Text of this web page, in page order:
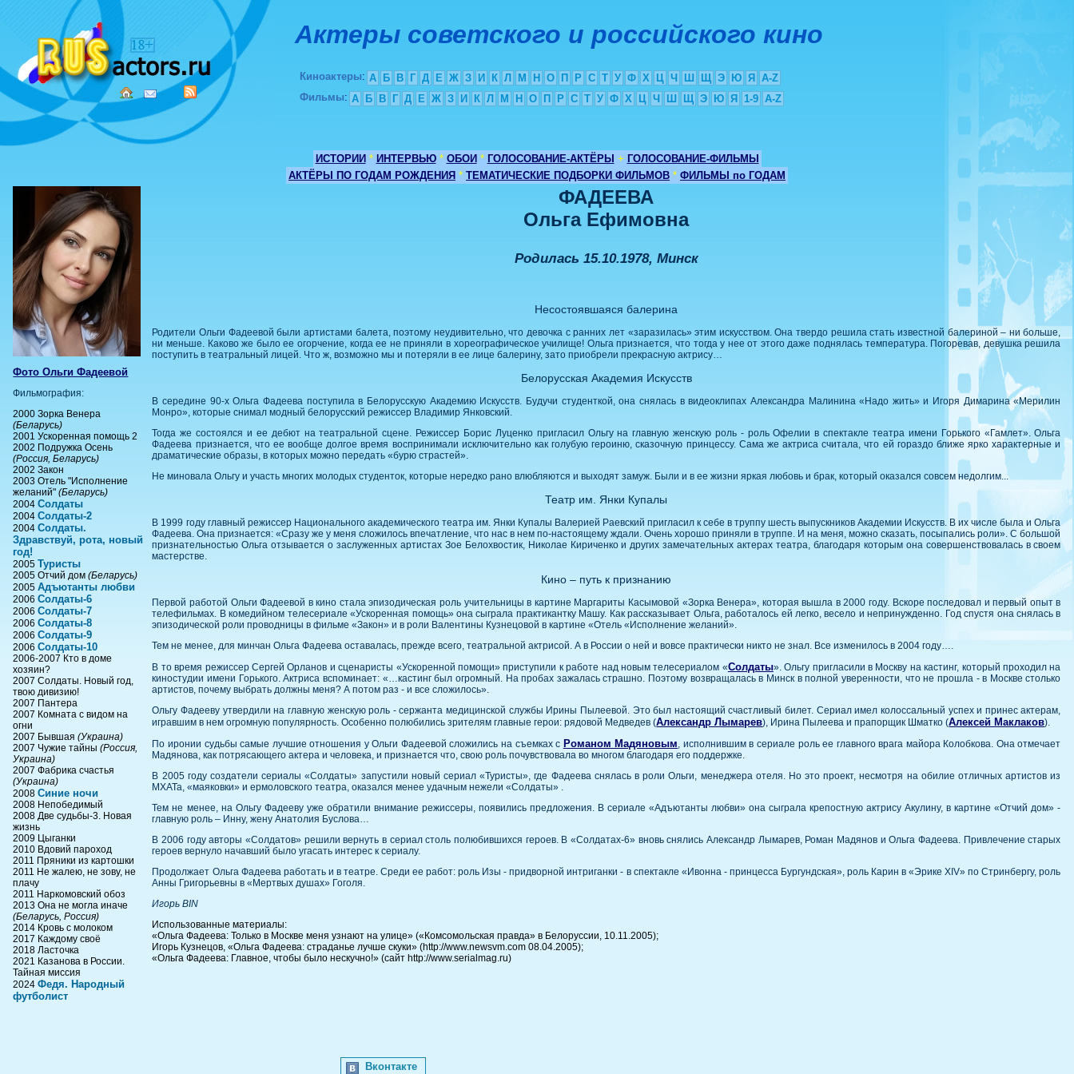
Актеры советского и российского кино
Киноактеры: А Б В Г Д Е Ж З И К Л М Н О П Р С Т У Ф Х Ц Ч Ш Щ Э Ю Я
A-Z
Фильмы: А Б В Г Д Е Ж З И К Л М Н О П Р С Т У Ф Х Ц Ч Ш Щ Э Ю Я 1-9 A-Z
ИСТОРИИ * ИНТЕРВЬЮ * ОБОИ * ГОЛОСОВАНИЕ-АКТЁРЫ + ГОЛОСОВАНИЕ-ФИЛЬМЫ
АКТЁРЫ ПО ГОДАМ РОЖДЕНИЯ * ТЕМАТИЧЕСКИЕ ПОДБОРКИ ФИЛЬМОВ * ФИЛЬМЫ по ГОДАМ
Фото Ольги Фадеевой
Фильмография:
2000 Зорка Венера
(Беларусь)
2001 Ускоренная помощь 2
2002 Подружка Осень
(Россия, Беларусь)
2002 Закон
2003 Отель "Исполнение
желаний"(Беларусь)
2004Солдаты
2004Солдаты-2
2004Солдаты.
Здравствуй, рота, новый
год!
2005Туристы
2005 Отчий дом(Беларусь)
2005Адъютанты любви
2006Солдаты-6
2006Солдаты-7
2006Солдаты-8
2006Солдаты-9
2006Солдаты-10
2006-2007 Кто в доме
хозяин?
2007 Солдаты. Новый год,
твою дивизию!
2007 Пантера
2007 Комната с видом на
огни
2007 Бывшая (Украина)
2007 Чужие тайны (Россия,
Украина)
2007 Фабрика счастья
(Украина)
2008Синие ночи
2008 Непобедимый
2008 Две судьбы-3. Новая
жизнь
2009 Цыганки
2010 Вдовий пароход
2011 Пряники из картошки
2011 Не жалею, не зову, не
плачу
2011 Наркомовский обоз
2013 Она не могла иначе
(Беларусь, Россия)
2014 Кровь с молоком
2017 Каждому своё
2018 Ласточка
2021 Казанова в России.
Тайная миссия
2024Федя. Народный
футболист
ФАДЕЕВА
Ольга Ефимовна
Родилась 15.10.1978, Минск
Несостоявшаяся балерина
Родители Ольги Фадеевой были артистами балета, поэтому неудивительно, что девочка с ранних лет «заразилась» этим искусством. Она твердо решила стать известной балериной – ни больше,
ни меньше. Каково же было ее огорчение, когда ее не приняли в хореографическое училище! Ольга признается, что тогда у нее от этого даже поднялась температура. Погоревав, девушка решила
поступить в театральный лицей. Что ж, возможно мы и потеряли в ее лице балерину, зато приобрели прекрасную актрису…
Белорусская Академия Искусств
В середине 90-х Ольга Фадеева поступила в Белорусскую Академию Искусств. Будучи студенткой, она снялась в видеоклипах Александра Малинина «Надо жить» и Игоря Димарина «Мерилин
Монро», которые снимал модный белорусский режиссер Владимир Янковский.
Тогда же состоялся и ее дебют на театральной сцене. Режиссер Борис Луценко пригласил Ольгу на главную женскую роль - роль Офелии в спектакле театра имени Горького «Гамлет». Ольга
Фадеева признается, что ее вообще долгое время воспринимали исключительно как голубую героиню, сказочную принцессу. Сама же актриса считала, что ей гораздо ближе ярко характерные и
драматические образы, в которых можно передать «бурю страстей».
Не миновала Ольгу и участь многих молодых студенток, которые нередко рано влюбляются и выходят замуж. Были и в ее жизни яркая любовь и брак, который оказался совсем недолгим...
Театр им. Янки Купалы
В 1999 году главный режиссер Национального академического театра им. Янки Купалы Валерией Раевский пригласил к себе в труппу шесть выпускников Академии Искусств. В их числе была и Ольга
Фадеева. Она признается: «Сразу же у меня сложилось впечатление, что нас в нем по-настоящему ждали. Очень хорошо приняли в труппе. И на меня, можно сказать, посыпались роли». С большой
признательностью Ольга отзывается о заслуженных артистах Зое Белохвостик, Николае Кириченко и других замечательных актерах театра, благодаря которым она совершенствовалась в своем
мастерстве.
Кино – путь к признанию
Первой работой Ольги Фадеевой в кино стала эпизодическая роль учительницы в картине Маргариты Касымовой «Зорка Венера», которая вышла в 2000 году. Вскоре последовал и первый опыт в
телефильмах. В комедийном телесериале «Ускоренная помощь» она сыграла практикантку Машу. Как рассказывает Ольга, работалось ей легко, весело и непринужденно. Год спустя она снялась в
эпизодической роли проводницы в фильме «Закон» и в роли Валентины Кузнецовой в картине «Отель «Исполнение желаний».
Тем не менее, для минчан Ольга Фадеева оставалась, прежде всего, театральной актрисой. А в России о ней и вовсе практически никто не знал. Все изменилось в 2004 году….
В то время режиссер Сергей Орланов и сценаристы «Ускоренной помощи» приступили к работе над новым телесериалом «Солдаты». Ольгу пригласили в Москву на кастинг, который проходил на
киностудии имени Горького. Актриса вспоминает: «…кастинг был огромный. На пробах зажалась страшно. Поэтому возвращалась в Минск в полной уверенности, что не прошла - в Москве столько
артистов, почему выбрать должны меня? А потом раз - и все сложилось».
Ольгу Фадееву утвердили на главную женскую роль - сержанта медицинской службы Ирины Пылеевой. Это был настоящий счастливый билет. Сериал имел колоссальный успех и принес актерам,
игравшим в нем огромную популярность. Особенно полюбились зрителям главные герои: рядовой Медведев (Александр Лымарев), Ирина Пылеева и прапорщик Шматко (Алексей Маклаков).
По иронии судьбы самые лучшие отношения у Ольги Фадеевой сложились на съемках с Романом Мадяновым, исполнившим в сериале роль ее главного врага майора Колобкова. Она отмечает
Мадянова, как потрясающего актера и человека, и признается что, свою роль почувствовала во многом благодаря его поддержке.
В 2005 году создатели сериалы «Солдаты» запустили новый сериал «Туристы», где Фадеева снялась в роли Ольги, менеджера отеля. Но это проект, несмотря на обилие отличных артистов из
МХАТа, «маяковки» и ермоловского театра, оказался менее удачным нежели «Солдаты» .
Тем не менее, на Ольгу Фадееву уже обратили внимание режиссеры, появились предложения. В сериале «Адъютанты любви» она сыграла крепостную актрису Акулину, в картине «Отчий дом» -
главную роль – Инну, жену Анатолия Буслова…
В 2006 году авторы «Солдатов» решили вернуть в сериал столь полюбившихся героев. В «Солдатах-6» вновь снялись Александр Лымарев, Роман Мадянов и Ольга Фадеева. Привлечение старых
героев вернуло начавший было угасать интерес к сериалу.
Продолжает Ольга Фадеева работать и в театре. Среди ее работ: роль Изы - придворной интриганки - в спектакле «Ивонна - принцесса Бургундская», роль Карин в «Эрике ХIV» по Стринбергу, роль
Анны Григорьевны в «Мертвых душах» Гоголя.
Игорь BIN
Использованные материалы:
«Ольга Фадеева: Только в Москве меня узнают на улице» («Комсомольская правда» в Белоруссии, 10.11.2005);
Игорь Кузнецов, «Ольга Фадеева: страданье лучше скуки» (http://www.newsvm.com 08.04.2005);
«Ольга Фадеева: Главное, чтобы было нескучно!» (сайт http://www.serialmag.ru)
Вконтакте